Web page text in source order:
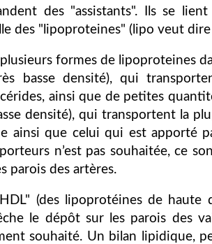
des "assistants". Ils se
des "lipoproteines" (lipo veut dire
plusieurs formes de lipoproteines
basse densité), qui
ainsi que de petites
densité), qui transportent la
ainsi que celui qui est apporté
n’est pas souhaitée, ce
parois des artères.
(des lipoprotéines de
le dépôt sur les parois des
souhaité. Un bilan lipidique,